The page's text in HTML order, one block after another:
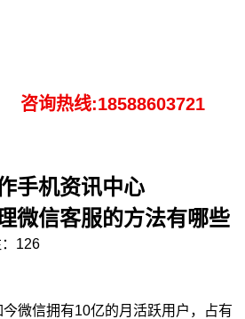
咨询热线:18588603721
手机资讯中心
微信客服的方法有哪些
126
信拥有10亿的月活跃用户，占有